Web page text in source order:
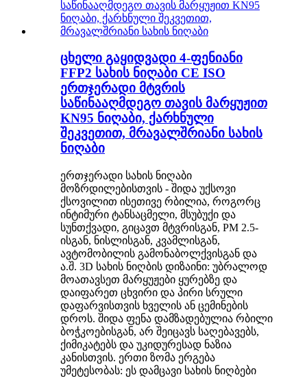
ცხელი გაყიდვადი 4-ფენიანი
FFP2 სახის ნიღაბი CE ISO
ერთჯერადი მტვრის
საწინააღმდეგო თავის მარყუჟით
KN95 ნიღაბი, ქარხნული
შეკვეთით, მრავალშრიანი სახის
ნიღაბი
ერთჯერადი სახის ნიღაბი
მოზრდილებისთვის - შიდა უქსოვი
ქსოვილით ისეთივე რბილია, როგორც
ინტიმური ტანსაცმელი, მსუბუქი და
სუნთქვადი, გიცავთ მტვრისგან, PM 2.5-
ისგან, ნისლისგან, კვამლისგან,
ავტომობილის გამონაბოლქვისგან და
ა.შ. 3D სახის ნიღბის დიზაინი: უბრალოდ
მოათავსეთ მარყუჟები ყურებზე და
დაიფარეთ ცხვირი და პირი სრული
დაფარვისთვის ხველის ან ცემინების
დროს. შიდა ფენა დამზადებულია რბილი
ბოჭკოებისგან, არ შეიცავს საღებავებს,
ქიმიკატებს და უკიდურესად ნაზია
კანისთვის. ერთი ზომა ერგება
უმეტესობას: ეს დამცავი სახის ნიღბები